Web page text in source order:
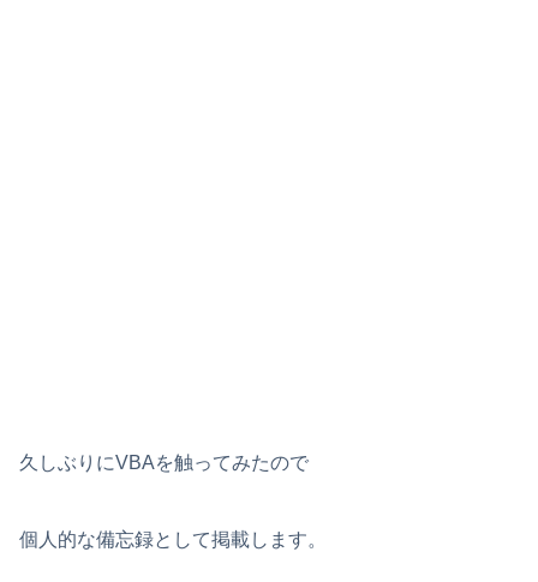
久しぶりにVBAを触ってみたので
個人的な備忘録として掲載します。